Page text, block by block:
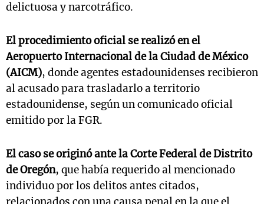
delictuosa y narcotráfico.
El procedimiento oficial se realizó en el
Aeropuerto Internacional de la Ciudad de México
(AICM), donde agentes estadounidenses recibieron
al acusado para trasladarlo a territorio
estadounidense, según un comunicado oficial
emitido por la FGR.
El caso se originó ante la Corte Federal de Distrito
de Oregón, que había requerido al mencionado
individuo por los delitos antes citados,